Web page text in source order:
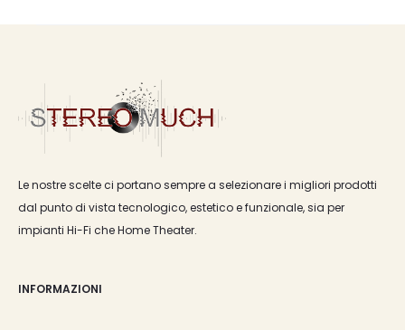
Le nostre scelte ci portano sempre a selezionare i migliori prodotti
dal punto di vista tecnologico, estetico e funzionale, sia per
impianti Hi-Fi che Home Theater.
INFORMAZIONI